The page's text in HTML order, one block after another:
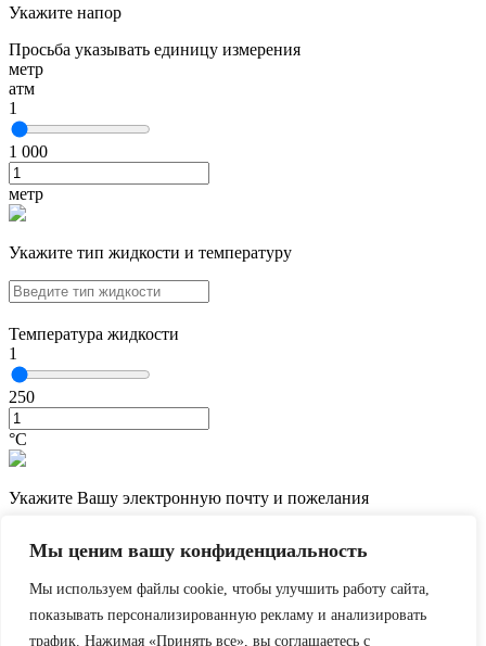
Мы ценим вашу конфиденциальность
Мы используем файлы cookie, чтобы улучшить работу сайта,
показывать персонализированную рекламу и анализировать
трафик. Нажимая «Принять все», вы соглашаетесь с
Укажите напор
Просьба указывать единицу измерения
метр
атм
1
1 000
метр
Укажите тип жидкости и температуру
Температура жидкости
1
250
°С
Укажите Вашу электронную почту и пожелания